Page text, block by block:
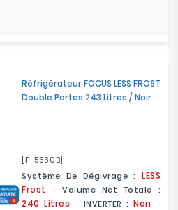
Réfrigérateur FOCUS LESS FROST
Double Portes 243 Litres / Noir
[F-5530B]
Système De Dégivrage :
LESS
Frost- Volume Net Totale :
240 Litres - INVERTER :Non-